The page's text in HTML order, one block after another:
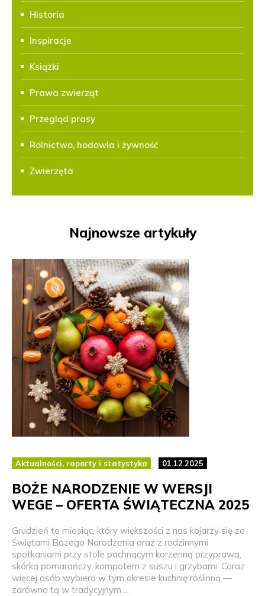
Historia
Inspiracje
Książki
Prawa zwierząt
Przegląd prasy
Rolnictwo, hodowla i żywność
Zwierzęta
Najnowsze artykuły
Aktualności, raporty i statystyka 01.12.2025
BOŻE NARODZENIE W WERSJI
WEGE – OFERTA ŚWIĄTECZNA 2025
Grudzień to miesiąc, który większości z nas kojarzy się ze
Świętami Bożego Narodzenia oraz z rodzinnymi
spotkaniami przy stole pachnącym korzenną przyprawą,
skórką pomarańczy, kompotem z suszu i grzybami. Coraz
więcej osób wybiera w tym okresie kuchnię roślinną —
zarówno tą w tradycyjnym ...